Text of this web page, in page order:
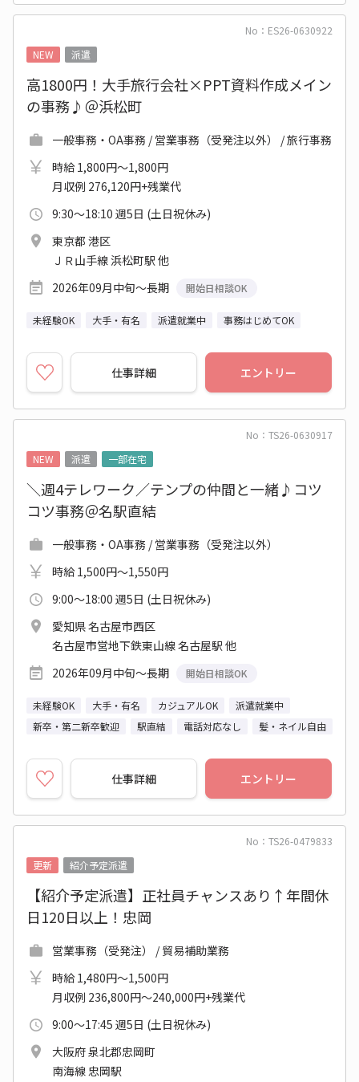
No：ES26-0630922
NEW
派遣
高1800円！大手旅行会社×PPT資料作成メイン
の事務♪＠浜松町
一般事務・OA事務 / 営業事務（受発注以外） / 旅行事務
時給 1,800円～1,800円
月収例 276,120円+残業代
9:30～18:10 週5日 (土日祝休み)
東京都 港区
ＪＲ山手線 浜松町駅 他
2026年09月中旬～長期
開始日相談OK
未経験OK 大手・有名 派遣就業中 事務はじめてOK
仕事詳細 エントリー
No：TS26-0630917
NEW
派遣 一部在宅
＼週4テレワーク／テンプの仲間と一緒♪コツ
コツ事務＠名駅直結
一般事務・OA事務 / 営業事務（受発注以外）
時給 1,500円～1,550円
9:00～18:00 週5日 (土日祝休み)
愛知県 名古屋市西区
名古屋市営地下鉄東山線 名古屋駅 他
2026年09月中旬～長期
開始日相談OK
未経験OK 大手・有名 カジュアルOK
派遣就業中
新卒・第二新卒歓迎
駅直結 電話対応なし 髪・ネイル自由
仕事詳細 エントリー
No：TS26-0479833
更新
紹介予定派遣
【紹介予定派遣】正社員チャンスあり↑年間休
日120日以上！忠岡
営業事務（受発注） / 貿易補助業務
時給 1,480円～1,500円
月収例 236,800円～240,000円+残業代
9:00～17:45 週5日 (土日祝休み)
大阪府 泉北郡忠岡町
南海線 忠岡駅